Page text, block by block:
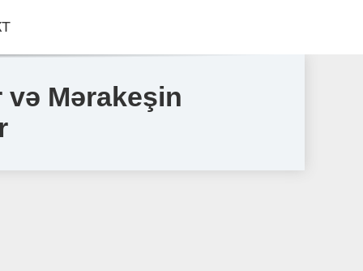
vǝ Mǝrakeşin